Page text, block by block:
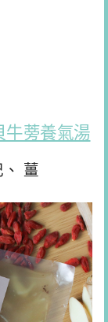
牛蒡養氣湯
薑